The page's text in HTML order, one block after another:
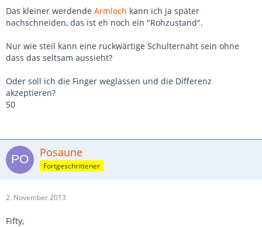
Das kleiner werdende Armloch kann ich ja später
nachschneiden, das ist eh noch ein "Rohzustand".
Nur wie steil kann eine rückwärtige Schulternaht sein ohne
dass das seltsam aussieht?
Oder soll ich die Finger weglassen und die Differenz
akzeptieren?
50
Posaune
Fortgeschrittener
2. November 2013
Fifty,